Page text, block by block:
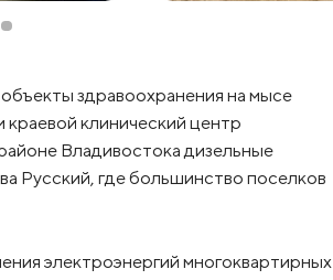
здравоохранения на мысе
клинический центр
Владивостока дизельные
Русский, где большинство поселков
электроэнергий многоквартирных